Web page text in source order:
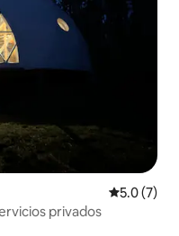
5.0 (7)
privados